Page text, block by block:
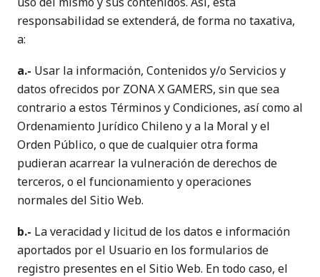
responsabilidad se extenderá, de forma no taxativa,
a:
a.- Usar la información, Contenidos y/o Servicios y
datos ofrecidos por ZONA X GAMERS, sin que sea
contrario a estos Términos y Condiciones, así como al
Ordenamiento Jurídico Chileno y a la Moral y el
Orden Público, o que de cualquier otra forma
pudieran acarrear la vulneración de derechos de
terceros, o el funcionamiento y operaciones
normales del Sitio Web.
b.- La veracidad y licitud de los datos e información
aportados por el Usuario en los formularios de
registro presentes en el Sitio Web. En todo caso, el